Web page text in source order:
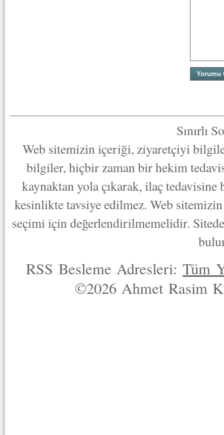
Sınırlı
Web sitemizin içeriği, ziyaretçiyi
bilgiler, hiçbir zaman bir hekim
kaynaktan yola çıkarak, ilaç
kesinlikte tavsiye edilmez. Web
seçimi için değerlendirilmemelidir.
RSS Besleme Adresleri:Tüm
©2026 Ahmet Rasim